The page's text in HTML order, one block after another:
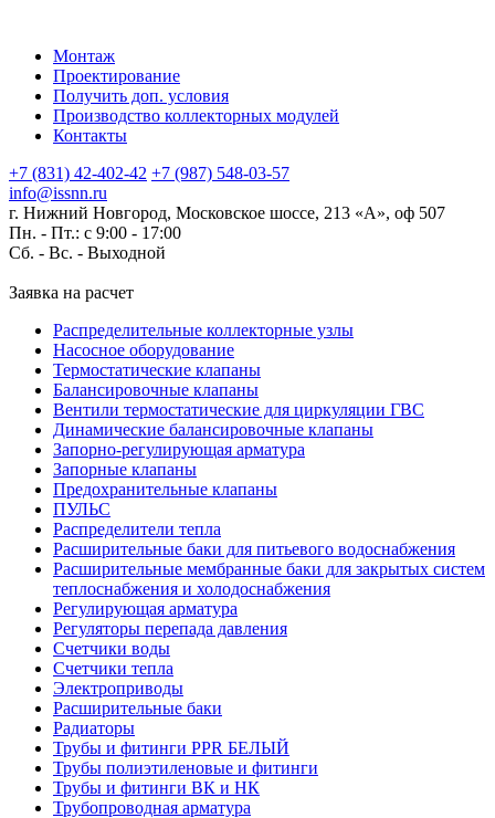
Монтаж
Проектирование
Получить доп. условия
Производство коллекторных модулей
Контакты
+7 (831) 42-402-42 +7 (987) 548-03-57
info@issnn.ru
г. Нижний Новгород, Московское шоссе, 213 «А», оф 507
Пн. - Пт.: с 9:00 - 17:00
Сб. - Вс. - Выходной
Заявка на расчет
Распределительные коллекторные узлы
Насосное оборудование
Термостатические клапаны
Балансировочные клапаны
Вентили термостатические для циркуляции ГВС
Динамические балансировочные клапаны
Запорно-регулирующая арматура
Запорные клапаны
Предохранительные клапаны
ПУЛЬС
Распределители тепла
Расширительные баки для питьевого водоснабжения
Расширительные мембранные баки для закрытых систем
теплоснабжения и холодоснабжения
Регулирующая арматура
Регуляторы перепада давления
Счетчики воды
Счетчики тепла
Электроприводы
Расширительные баки
Радиаторы
Трубы и фитинги PPR БЕЛЫЙ
Трубы полиэтиленовые и фитинги
Трубы и фитинги ВК и НК
Трубопроводная арматура